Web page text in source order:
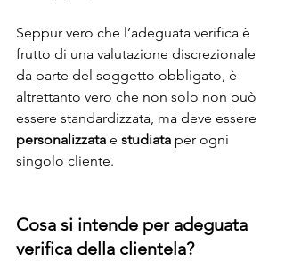
Seppur vero che l’adeguata verifica è
frutto di una valutazione discrezionale
da parte del soggetto obbligato, è
altrettanto vero che non solo non può
essere standardizzata, ma deve essere
personalizzata e studiata per ogni
singolo cliente.
Cosa si intende per adeguata
verifica della clientela?